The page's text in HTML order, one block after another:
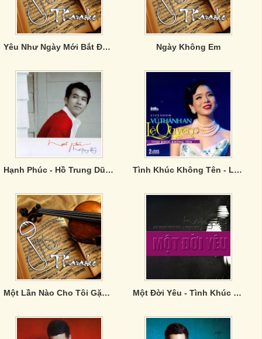
Yêu Như Ngày Mới Bắt Đầu (Single) Ngày Không Em
Hạnh Phúc - Hồ Trung Dũng Tình Khúc Không Tên - Lệ Quyên
Một Lần Nào Cho Tôi Gặp Lại Em Một Đời Yêu - Tình Khúc Trịnh Công Sơn